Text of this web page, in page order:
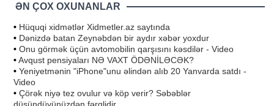
ƏN ÇOX OXUNANLAR
• Hüquqi xidmətlər Xidmetler.az saytında
• Dənizdə batan Zeynəbdən bir aydır xəbər yoxdur
• Onu görmək üçün avtomobilin qarşısını kəsdilər - Video
•Avqust pensiyaları NƏ VAXT ÖDƏNİLƏCƏK?
• Yeniyetmənin "iPhone"unu əlindən alıb 20 Yanvarda satdı -
Video
• Çörək niyə tez ovulur və köp verir? Səbəblər
düşündüyünüzdən fərqlidir